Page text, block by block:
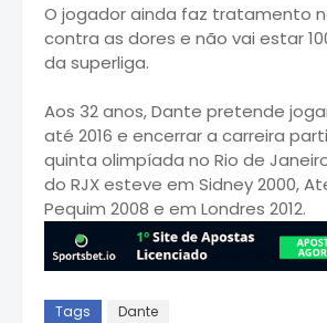
O jogador ainda faz tratamento
contra as dores e não vai estar
da superliga.
Aos 32 anos, Dante pretende
até 2016 e encerrar a carreira
quinta olimpíada no Rio de
do RJX esteve em Sidney 2000,
Pequim 2008 e em Londres 2012.
Tags Dante